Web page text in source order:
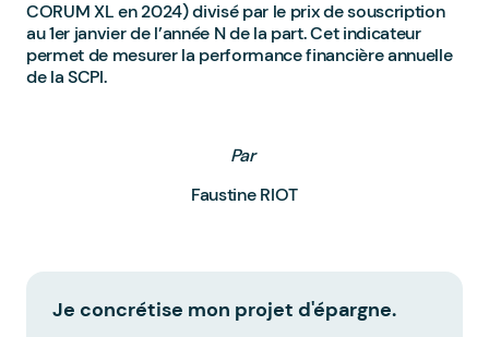
CORUM XL en 2024) divisé par le prix de souscription
au 1er janvier de l’année N de la part. Cet indicateur
permet de mesurer la performance financière annuelle
de la SCPI.
Par
Faustine RIOT
Je concrétise mon projet d'épargne.